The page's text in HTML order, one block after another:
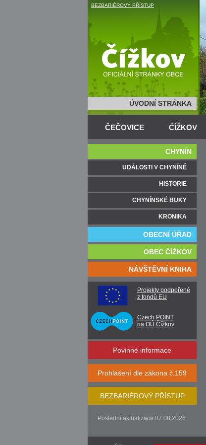
BEZBARIÉROVÝ PŘÍSTUP
ÚVODNÍ STRÁNKA
ČEČOVICE ČÍŽKOV
CHYNÍN
UDÁLOSTI V CHYNÍNĚ
HISTORIE
CHYNÍNSKÉ BUKY
KRONIKA
OBECNÍ ÚŘAD
OBEC ČÍŽKOV
NÁVŠTĚVNÍ KNIHA
Projekty podpořené
z fondů EU
Czech POINT
na OÚ Čížkov
Povinné informace
Prohlášení dle zákona č.159
BEZBARIÉROVÝ PŘÍSTUP
Poslední aktualizace 07.08.2026